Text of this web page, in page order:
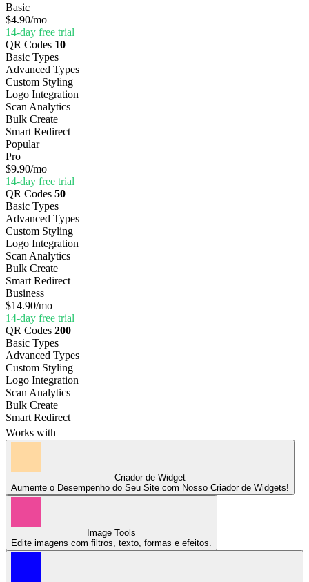
Basic
$4.90/mo
14-day free trial
QR Codes 10
Basic Types
Advanced Types
Custom Styling
Logo Integration
Scan Analytics
Bulk Create
Smart Redirect
Popular
Pro
$9.90/mo
14-day free trial
QR Codes 50
Basic Types
Advanced Types
Custom Styling
Logo Integration
Scan Analytics
Bulk Create
Smart Redirect
Business
$14.90/mo
14-day free trial
QR Codes 200
Basic Types
Advanced Types
Custom Styling
Logo Integration
Scan Analytics
Bulk Create
Smart Redirect
Works with
Criador de Widget
Aumente o Desempenho do Seu Site com Nosso Criador de Widgets!
Image Tools
Edite imagens com filtros, texto, formas e efeitos.